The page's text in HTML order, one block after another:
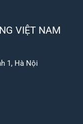
VIỆT NAM
1, Hà Nội